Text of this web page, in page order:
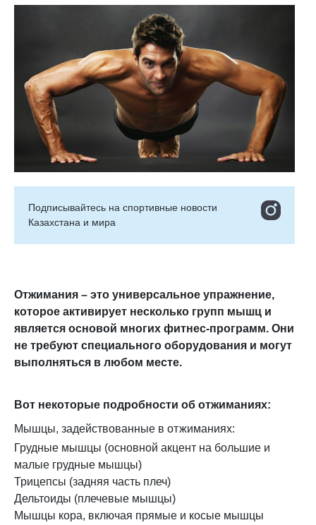
Подписывайтесь на cпортивные новости
Казахстана и мира
Отжимания – это универсальное упражнение,
которое активирует несколько групп мышц и
является основой многих фитнес-программ. Они
не требуют специального оборудования и могут
выполняться в любом месте.
Вот некоторые подробности об отжиманиях:
Мышцы, задействованные в отжиманиях:
Грудные мышцы (основной акцент на большие и
малые грудные мышцы)
Трицепсы (задняя часть плеч)
Дельтоиды (плечевые мышцы)
Мышцы кора, включая прямые и косые мышцы